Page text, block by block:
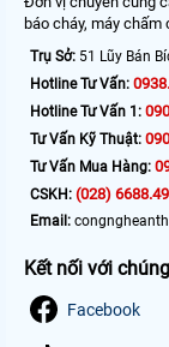
báo cháy, máy chấm
Trụ Sở: 51 Lũy Bán
Hotline Tư Vấn:
Hotline Tư Vấn 1:
Tư Vấn Kỹ Thuật:
Tư Vấn Mua Hàng:
CSKH: (028)
Email:
Kết nối với
Facebook